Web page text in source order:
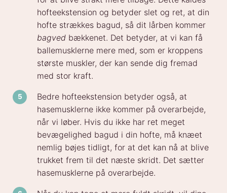
hofteekstension og betyder slet og ret, at din
hofte strækkes bagud, så dit lårben kommer
bagved bækkenet. Det betyder, at vi kan få
ballemusklerne mere med, som er kroppens
største muskler, der kan sende dig fremad
med stor kraft.
Bedre hofteekstension betyder også, at
hasemusklerne ikke kommer på overarbejde,
når vi løber. Hvis du ikke har ret meget
bevægelighed bagud i din hofte, må knæet
nemlig bøjes tidligt, for at det kan nå at blive
trukket frem til det næste skridt. Det sætter
hasemusklerne på overarbejde.